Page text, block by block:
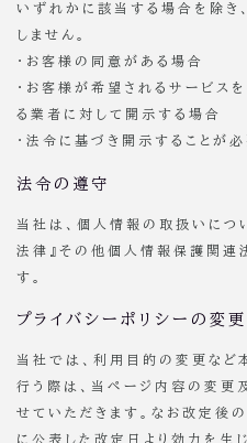
いずれかに該当する場合を除き
しません。
・お客様の同意がある場合
・お客様が希望されるサービス
る業者に対して開示する場合
・法令に基づき開示することが必
法令の遵守
当社は、個人情報の取扱いにつ
法律』その他個人情報保護関連
す。
プライバシーポリシーの変更
当社では、利用目的の変更など
行う際は、当ページ内容の変更
せていただきます。なお改定後
に公表した改定日より効力を生じ